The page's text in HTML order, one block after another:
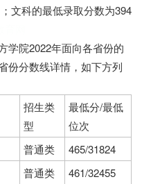
文科的最低录取分数为394
学院2022年面向各省份的
份分数线详情，如下方列
招生类
型
最低分/最低
位次
普通类
465/31824
普通类 461/32455